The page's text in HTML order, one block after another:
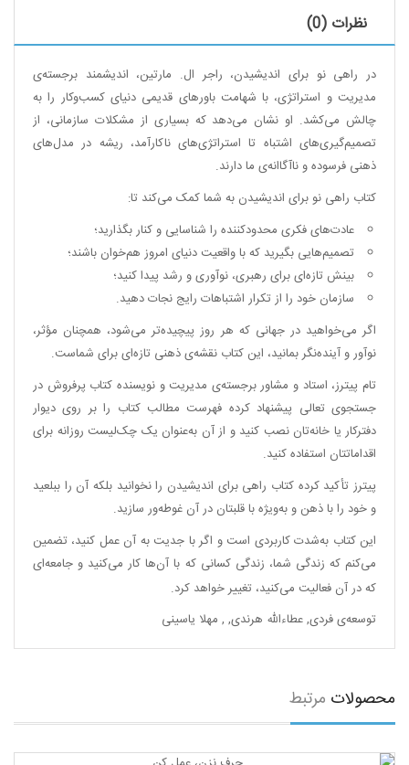
نظرات (0)
در راهی نو برای اندیشیدن، راجر ال. مارتین، اندیشمند برجسته‌ی
مدیریت و استراتژی، با شهامت باورهای قدیمی دنیای کسب‌وکار را به
چالش می‌کشد. او نشان می‌دهد که بسیاری از مشکلات سازمانی، از
تصمیم‌گیری‌های اشتباه تا استراتژی‌های ناکارآمد، ریشه در مدل‌های
ذهنی فرسوده و ناآگاانه‌ی ما دارند.
کتاب راهی نو برای اندیشیدن به شما کمک می‌کند تا:
عادت‌های فکری محدودکننده را شناسایی و کنار بگذارید؛
تصمیم‌هایی بگیرید که با واقعیت دنیای امروز هم‌خوان باشند؛
بینش تازه‌ای برای رهبری، نوآوری و رشد پیدا کنید؛
سازمان خود را از تکرار اشتباهات رایج نجات دهید.
اگر می‌خواهید در جهانی که هر روز پیچیده‌تر می‌شود، همچنان مؤثر،
نوآور و آینده‌نگر بمانید، این کتاب نقشه‌ی ذهنی تازه‌ای برای شماست.
تام پیترز، استاد و مشاور برجسته‌ی مدیریت و نویسنده کتاب پرفروش در
جستجوی تعالی پیشنهاد کرده فهرست مطالب کتاب را بر روی دیوار
دفترکار یا خانه‌تان نصب کنید و از آن به‌عنوان یک چک‌لیست روزانه برای
اقداماتتان استفاده کنید.
پیترز تأکید کرده کتاب راهی برای اندیشیدن را نخوانید بلکه آن را ببلعید
و خود را با ذهن و به‌ویژه با قلبتان در آن غوطه‌ور سازید.
این کتاب به‌شدت کاربردی است و اگر با جدیت به آن عمل کنید، تضمین
می‌کنم که زندگی شما، زندگی کسانی که با آن‌ها کار می‌کنید و جامعه‌ای
که در آن فعالیت می‌کنید، تغییر خواهد کرد.
توسعه‌ی فردی,عطاءالله هرندی,
, مهلا یاسینی
محصولات مرتبط